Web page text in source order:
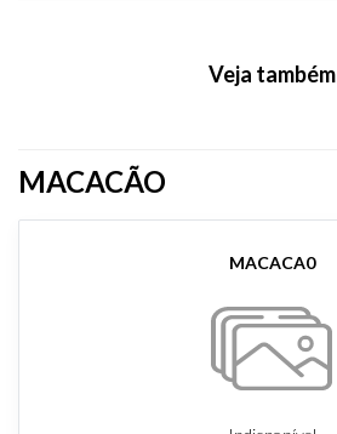
Veja também
MACACÃO
MACACA0